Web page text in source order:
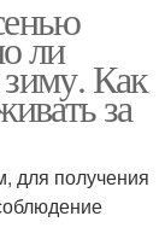
ли
Как
за
для получения